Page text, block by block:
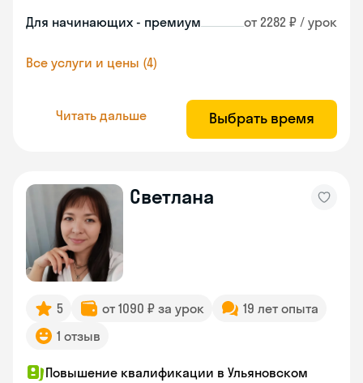
Для начинающих - премиум от 2282 ₽ / урок
Все услуги и цены (4)
Читать дальше Выбрать время
Светлана
5 от 1090 ₽ за урок
19 лет опыта
1 отзыв
Повышение квалификации в Ульяновском